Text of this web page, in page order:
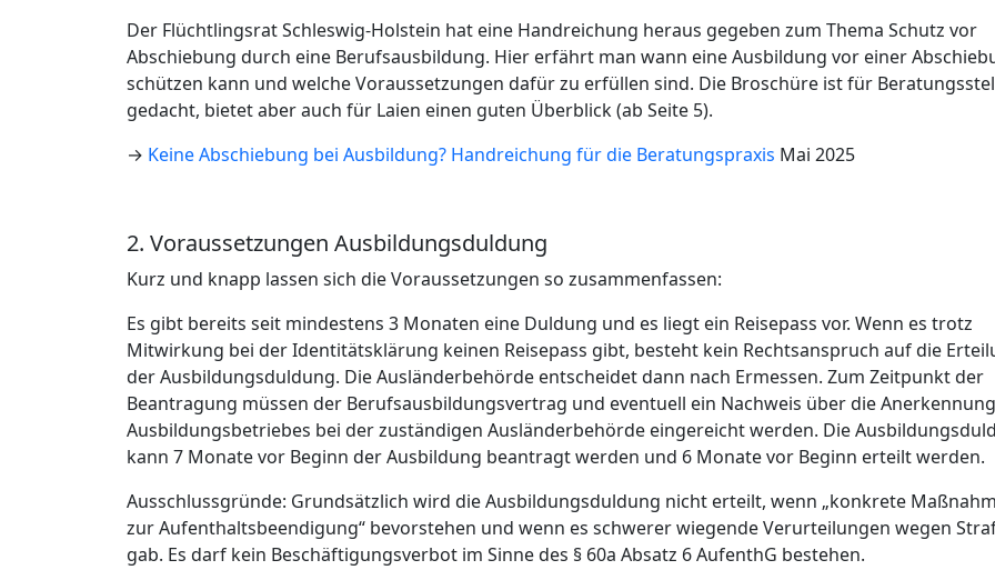
Der Flüchtlingsrat Schleswig-Holstein hat eine Handreichung heraus gegeben zum Thema Schutz vor
Abschiebung durch eine Berufsausbildung. Hier erfährt man wann eine Ausbildung vor einer
schützen kann und welche Voraussetzungen dafür zu erfüllen sind. Die Broschüre ist für
gedacht, bietet aber auch für Laien einen guten Überblick (ab Seite 5).
→ Keine Abschiebung bei Ausbildung? Handreichung für die Beratungspraxis Mai 2025
2. Voraussetzungen Ausbildungsduldung
Kurz und knapp lassen sich die Voraussetzungen so zusammenfassen:
Es gibt bereits seit mindestens 3 Monaten eine Duldung und es liegt ein Reisepass vor. Wenn es trotz
Mitwirkung bei der Identitätsklärung keinen Reisepass gibt, besteht kein Rechtsanspruch auf die
der Ausbildungsduldung. Die Ausländerbehörde entscheidet dann nach Ermessen. Zum Zeitpunkt der
Beantragung müssen der Berufsausbildungsvertrag und eventuell ein Nachweis über die
Ausbildungsbetriebes bei der zuständigen Ausländerbehörde eingereicht werden. Die
kann 7 Monate vor Beginn der Ausbildung beantragt werden und 6 Monate vor Beginn erteilt werden.
Ausschlussgründe: Grundsätzlich wird die Ausbildungsduldung nicht erteilt, wenn „konkrete
zur Aufenthaltsbeendigung“ bevorstehen und wenn es schwerer wiegende Verurteilungen wegen
gab. Es darf kein Beschäftigungsverbot im Sinne des § 60a Absatz 6 AufenthG bestehen.